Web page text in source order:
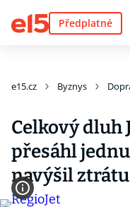
Předplatné
e15.cz Byznys
Celkový dluh
přesáhl
navýšil